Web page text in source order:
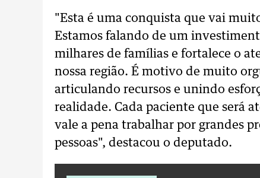
"Esta é uma conquista que vai
Estamos falando de um
milhares de famílias e fortalece o
nossa região. É motivo de muito
articulando recursos e unindo
realidade. Cada paciente que será
vale a pena trabalhar por grandes
pessoas", destacou o deputado.